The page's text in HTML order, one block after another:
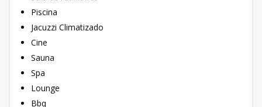
Piscina
Jacuzzi Climatizado
Cine
Sauna
Spa
Lounge
Bbq